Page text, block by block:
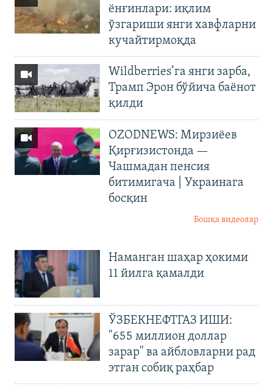
ёнғинлари: иқлим
ўзгариши янги хавфларни
кучайтирмоқда
Wildberries’га янги зарба,
Трамп Эрон бўйича баёнот
қилди
OZODNEWS: Мирзиёев
Қирғизистонда —
Чашмадан пенсия
битимигача | Украинага
босқин
Бошқа видеолар
Наманган шаҳар ҳокими
11 йилга қамалди
ЎЗБЕКНЕФТГАЗ ИШИ:
"655 миллион доллар
зарар" ва айбловларни рад
этган собиқ раҳбар